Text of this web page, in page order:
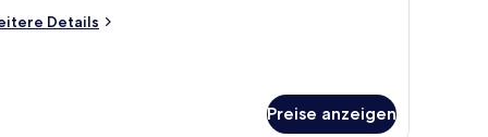
Details
Preise anzeigen